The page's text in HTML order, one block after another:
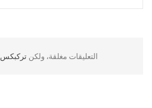
التعليقات مغلقة، ولكن تركبكس